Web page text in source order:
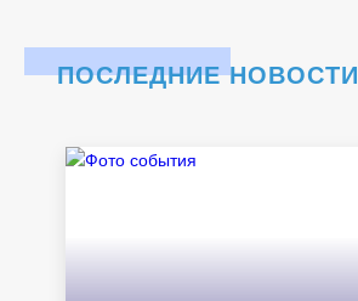
ПОСЛЕДНИЕ НОВОСТИ